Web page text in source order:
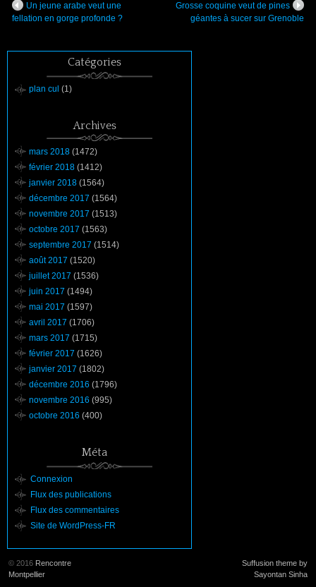
Un jeune arabe veut une
fellation en gorge profonde ?
Grosse coquine veut de pines
géantes à sucer sur Grenoble
Catégories
plan cul (1)
Archives
mars 2018 (1472)
février 2018 (1412)
janvier 2018 (1564)
décembre 2017 (1564)
novembre 2017 (1513)
octobre 2017 (1563)
septembre 2017 (1514)
août 2017 (1520)
juillet 2017 (1536)
juin 2017 (1494)
mai 2017 (1597)
avril 2017 (1706)
mars 2017 (1715)
février 2017 (1626)
janvier 2017 (1802)
décembre 2016 (1796)
novembre 2016 (995)
octobre 2016 (400)
Méta
Connexion
Flux des publications
Flux des commentaires
Site de WordPress-FR
© 2016 Rencontre
Montpellier
Suffusion theme by
Sayontan Sinha